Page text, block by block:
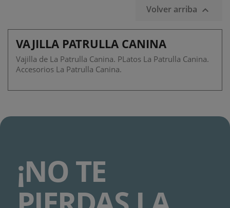
Volver arriba 
VAJILLA PATRULLA CANINA
Vajilla de La Patrulla Canina. PLatos La Patrulla Canina.
Accesorios La Patrulla Canina.
¡NO TE